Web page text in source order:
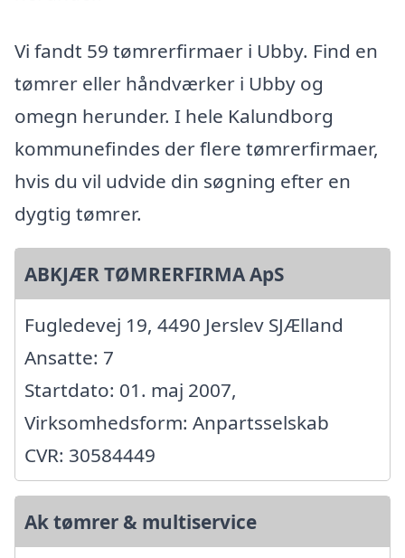
Vi fandt 59 tømrerfirmaer i Ubby. Find en
tømrer eller håndværker i Ubby og
omegn herunder. I hele Kalundborg
kommunefindes der flere tømrerfirmaer,
hvis du vil udvide din søgning efter en
dygtig tømrer.
ABKJÆR TØMRERFIRMA ApS
Fugledevej 19, 4490 Jerslev SJÆlland
Ansatte: 7
Startdato: 01. maj 2007,
Virksomhedsform: Anpartsselskab
CVR: 30584449
Ak tømrer & multiservice